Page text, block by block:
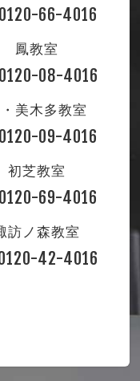
0120-66-4016
鳳教室
0120-08-4016
美木多教室
0120-09-4016
初芝教室
0120-69-4016
訪ノ森教室
42-4016